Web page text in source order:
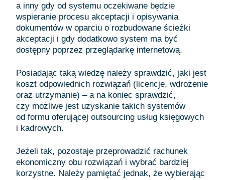
a inny gdy od systemu oczekiwane będzie
wspieranie procesu akceptacji i opisywania
dokumentów w oparciu o rozbudowane ścieżki
akceptacji i gdy dodatkowo system ma być
dostępny poprzez przeglądarkę internetową.
Posiadając taką wiedzę należy sprawdzić, jaki jest
koszt odpowiednich rozwiązań (licencje, wdrożenie
oraz utrzymanie) – a na koniec sprawdzić,
czy możliwe jest uzyskanie takich systemów
od formu oferującej outsourcing usług księgowych
i kadrowych.
Jeżeli tak, pozostaje przeprowadzić rachunek
ekonomiczny obu rozwiązań i wybrać bardziej
korzystne. Należy pamiętać jednak, że wybierając